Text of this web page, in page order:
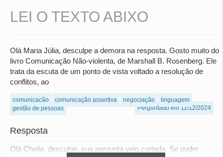
LEI O TEXTO ABIXO
Olá Maria Júlia, desculpe a demora na resposta. Gosto muito do
livro Comunicação Não-violenta, de Marshall B. Rosenberg. Ele
trata da escuta de um ponto de vista voltado a resolução de
conflitos, ao
comunicação comunicação assertiva negociação
linguagem
gestão de pessoas
Perguntado em 11/12/2024
Resposta
Olá Cheila, desculpe, sua pergunta veio cortada. Se puder